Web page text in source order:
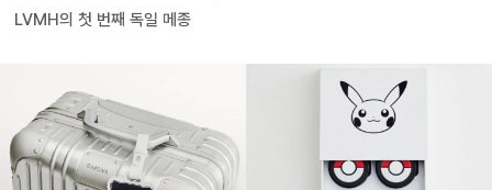
LVMH의 첫 번째 독일 메종